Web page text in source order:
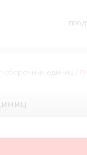
сборочных единиц /